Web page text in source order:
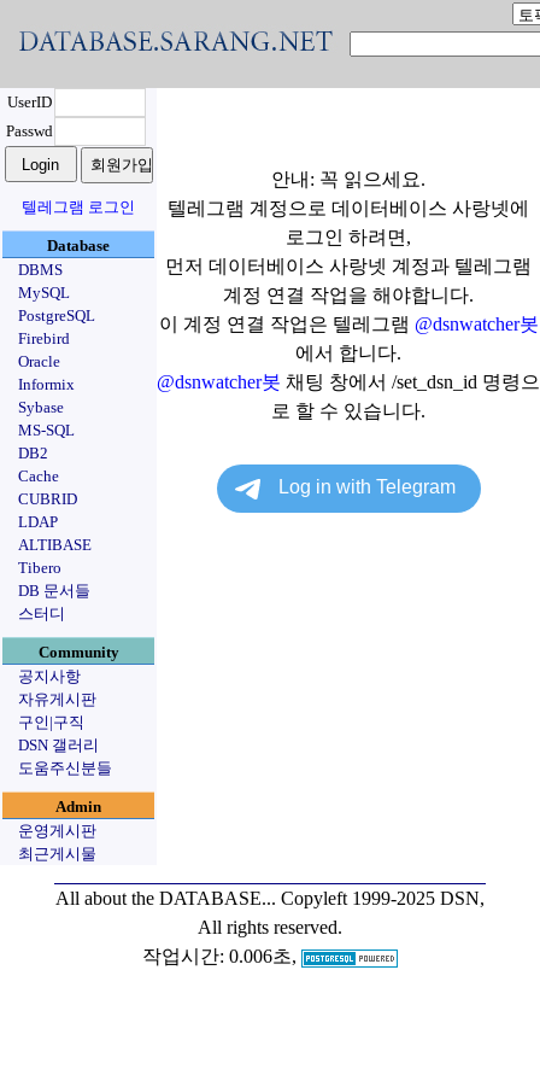
UserID
Passwd
텔레그램 로그인
Database
DBMS
MySQL
PostgreSQL
Firebird
Oracle
Informix
Sybase
MS-SQL
DB2
Cache
CUBRID
LDAP
ALTIBASE
Tibero
DB 문서들
스터디
Community
공지사항
자유게시판
구인|구직
DSN 갤러리
도움주신분들
Admin
운영게시판
최근게시물
안내: 꼭 읽으세요.
텔레그램 계정으로 데이터베이스 사랑넷에
로그인 하려면,
먼저 데이터베이스 사랑넷 계정과 텔레그램
계정 연결 작업을 해야합니다.
이 계정 연결 작업은 텔레그램 @dsnwatcher봇
에서 합니다.
@dsnwatcher봇 채팅 창에서 /set_dsn_id 명령으
로 할 수 있습니다.
All about the DATABASE... Copyleft 1999-2025 DSN,
All rights reserved.
작업시간: 0.006초,